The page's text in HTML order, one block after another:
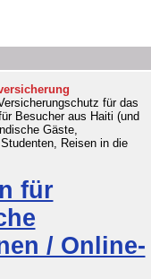
für das
Besucher aus Haiti (und
Gäste,
Reisen in die
für
/ Online-